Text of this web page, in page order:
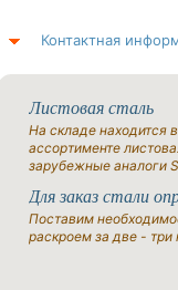
Контактная
Листовая сталь
На складе находится
ассортименте
зарубежные аналоги
Для заказ стали
Поставим
раскроем за две - три